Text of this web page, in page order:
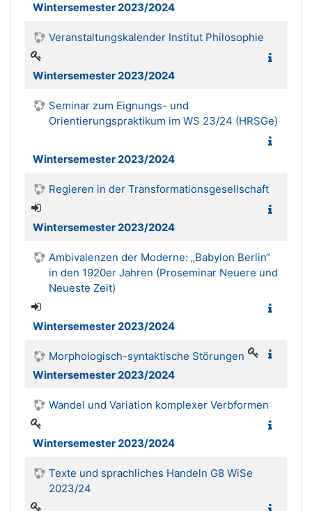
Wintersemester 2023/2024
Veranstaltungskalender Institut Philosophie
Wintersemester 2023/2024
Seminar zum Eignungs- und
Orientierungspraktikum im WS 23/24 (HRSGe)
Wintersemester 2023/2024
Regieren in der Transformationsgesellschaft
Wintersemester 2023/2024
Ambivalenzen der Moderne: „Babylon Berlin“
in den 1920er Jahren (Proseminar Neuere und
Neueste Zeit)
Wintersemester 2023/2024
Morphologisch-syntaktische Störungen
Wintersemester 2023/2024
Wandel und Variation komplexer Verbformen
Wintersemester 2023/2024
Texte und sprachliches Handeln G8 WiSe
2023/24